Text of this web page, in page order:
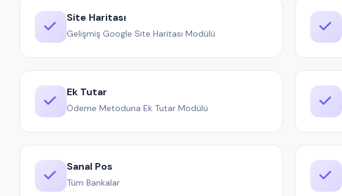
Site Haritası
Gelişmiş Google Site Haritası Modülü
Ek Tutar
Ödeme Metoduna Ek Tutar Modülü
Sanal Pos
Tüm Bankalar